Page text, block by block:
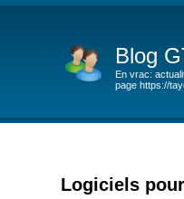
Blog
En vrac:
page https://
Logiciels